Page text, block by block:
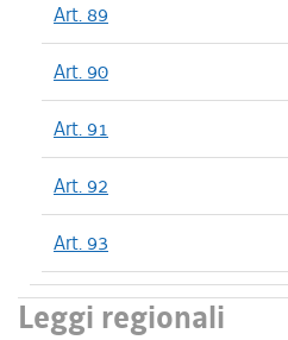
Art. 89
Art. 90
Art. 91
Art. 92
Art. 93
Leggi regionali